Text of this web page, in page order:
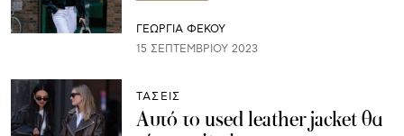
ΓΕΩΡΓΙΑ ΦΕΚΟΥ
15 ΣΕΠΤΕΜΒΡΊΟΥ 2023
ΤΑΣΕΙΣ
Αυτό το used leather jacket θα